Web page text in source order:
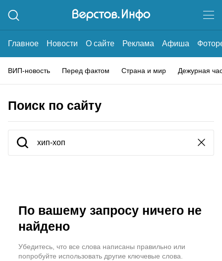
Главное Новости О сайте Реклама Афиша
ВИП-новость Перед фактом Страна и мир Дежурная
Поиск по сайту
По вашему запросу ничего не
найдено
Убедитесь, что все слова написаны правильно или
попробуйте использовать другие ключевые слова.